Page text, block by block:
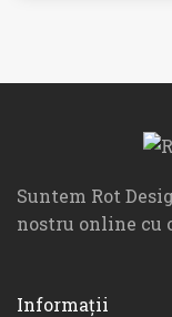
Suntem Rot
nostru online cu
Informații